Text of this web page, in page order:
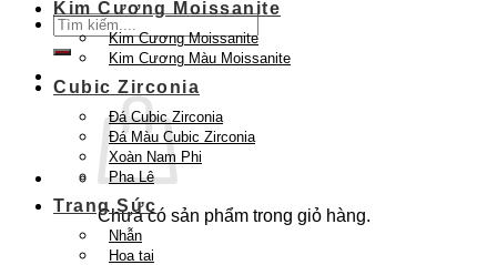
Tìm
kiếm:
Chưa có sản phẩm trong giỏ hàng.
Quay trở lại cửa hàng
Kim Cương Moissanite
Kim Cương Moissanite
Kim Cương Màu Moissanite
Cubic Zirconia
Đá Cubic Zirconia
Đá Màu Cubic Zirconia
Xoàn Nam Phi
Pha Lê
Trang Sức
Nhẫn
Hoa tai